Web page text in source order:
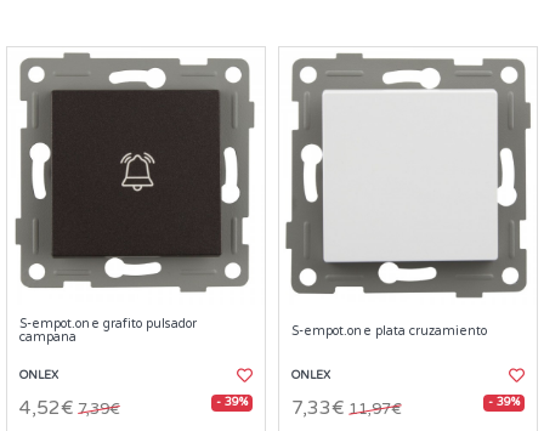
S-empot.one grafito pulsador
campana
ONLEX
4,52€ 7,39€ - 39%
S-empot.one plata cruzamiento
ONLEX
7,33€ 11,97€ - 39%